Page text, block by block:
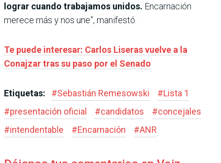
lograr cuando trabajamos unidos. Encarnación
merece más y nos une”, manifestó.
Te puede interesar: Carlos Liseras vuelve a la
Conajzar tras su paso por el Senado
Etiquetas: #Sebastián Remesowski #Lista 1
#presentación oficial #candidatos #concejales
#intendentable #Encarnación #ANR